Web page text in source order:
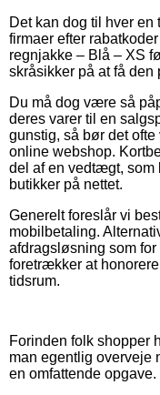
Det kan dog til hver
firmaer efter
regnjakke – Blå – XS
skråsikker på at få den
Du må dog være så
deres varer til en
gunstig, så bør det
online webshop.
del af en vedtægt, som
butikker på nettet.
Generelt foreslår vi
mobilbetaling.
afdragsløsning som
foretrækker at
tidsrum.
Forinden folk shopper
man egentlig overveje
en omfattende opgave.